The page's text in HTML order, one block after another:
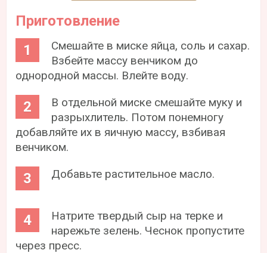
Приготовление
Смешайте в миске яйца, соль и сахар.
Взбейте массу венчиком до
однородной массы. Влейте воду.
В отдельной миске смешайте муку и
разрыхлитель. Потом понемногу
добавляйте их в яичную массу, взбивая
венчиком.
Добавьте растительное масло.
Натрите твердый сыр на терке и
нарежьте зелень. Чеснок пропустите
через пресс.